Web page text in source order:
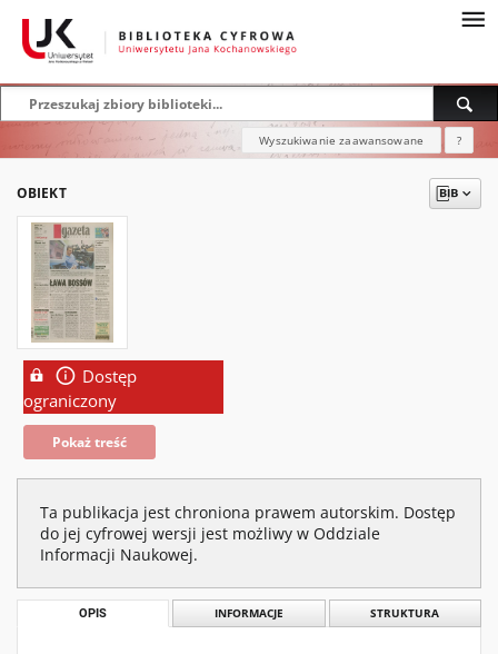
Wyszukiwanie zaawansowane ?
OBIEKT
Dostęp
ograniczony
Pokaż treść
Ta publikacja jest chroniona prawem autorskim. Dostęp
do jej cyfrowej wersji jest możliwy w Oddziale
Informacji Naukowej.
OPIS INFORMACJE STRUKTURA